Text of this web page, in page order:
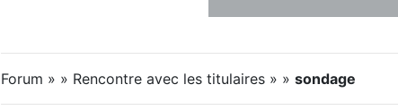
Forum » » Rencontre avec les titulaires » » sondage